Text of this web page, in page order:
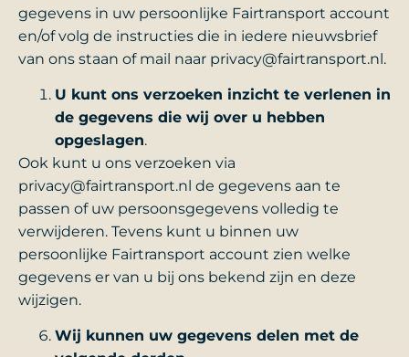
gegevens in uw persoonlijke Fairtransport account
en/of volg de instructies die in iedere nieuwsbrief
van ons staan of mail naar privacy@fairtransport.nl.
U kunt ons verzoeken inzicht te verlenen in
de gegevens die wij over u hebben
opgeslagen.
Ook kunt u ons verzoeken via
privacy@fairtransport.nl de gegevens aan te
passen of uw persoonsgegevens volledig te
verwijderen. Tevens kunt u binnen uw
persoonlijke Fairtransport account zien welke
gegevens er van u bij ons bekend zijn en deze
wijzigen.
Wij kunnen uw gegevens delen met de